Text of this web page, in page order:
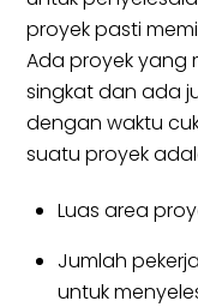
proyek pasti
Ada proyek yang
singkat dan ada
dengan waktu
suatu proyek
Luas area
Jumlah
untuk